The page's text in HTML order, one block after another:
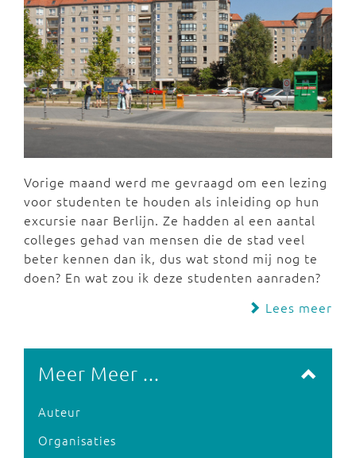
Vorige maand werd me gevraagd om een lezing
voor studenten te houden als inleiding op hun
excursie naar Berlijn. Ze hadden al een aantal
colleges gehad van mensen die de stad veel
beter kennen dan ik, dus wat stond mij nog te
doen? En wat zou ik deze studenten aanraden?
Lees meer
Meer Meer ...
Auteur
Organisaties